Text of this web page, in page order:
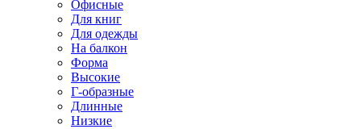
Офисные
Для книг
Для одежды
На балкон
Форма
Высокие
Г-образные
Длинные
Низкие